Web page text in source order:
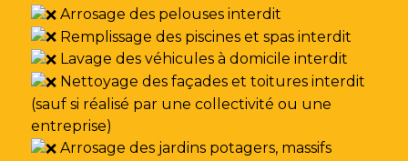
Arrosage des pelouses interdit
Remplissage des piscines et spas interdit
Lavage des véhicules à domicile interdit
Nettoyage des façades et toitures interdit
(sauf si réalisé par une collectivité ou une
entreprise)
Arrosage des jardins potagers, massifs